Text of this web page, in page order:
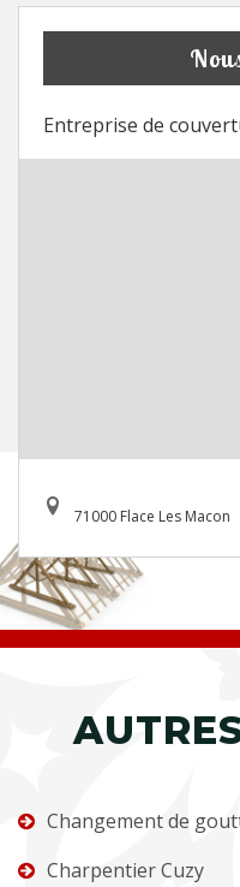
Entreprise de
71000 Flace Les Macon
Changement de
Charpentier Cuzy